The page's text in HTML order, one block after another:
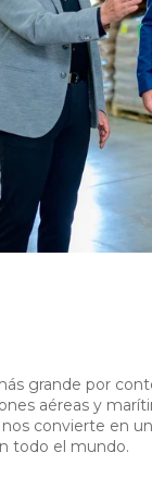
grande por
aéreas y
convierte en
todo el mundo.